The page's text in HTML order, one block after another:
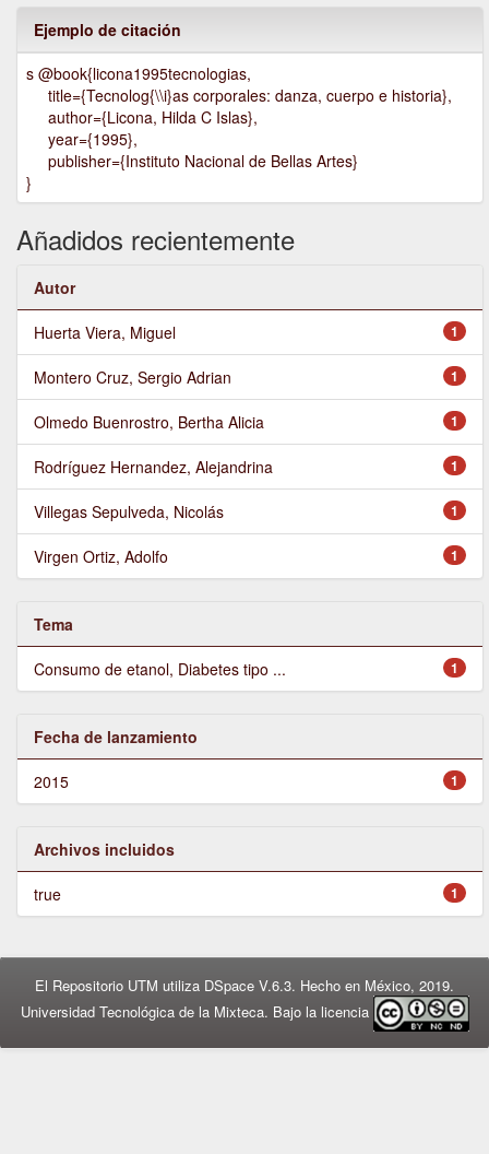
Ejemplo de citación
s @book{licona1995tecnologias,
title={Tecnolog{\\i}as corporales: danza, cuerpo e historia},
author={Licona, Hilda C Islas},
year={1995},
publisher={Instituto Nacional de Bellas Artes}
}
Añadidos recientemente
Autor
1
Huerta Viera, Miguel
1
Montero Cruz, Sergio Adrian
1
Olmedo Buenrostro, Bertha Alicia
1
Rodríguez Hernandez, Alejandrina
1
Villegas Sepulveda, Nicolás
1
Virgen Ortiz, Adolfo
Tema
1
Consumo de etanol, Diabetes tipo ...
Fecha de lanzamiento
1
2015
Archivos incluidos
1
true
El Repositorio UTM utiliza DSpace V.6.3. Hecho en México, 2019.
Universidad Tecnológica de la Mixteca. Bajo la licencia